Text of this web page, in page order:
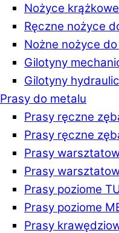
Nożyce
Ręczne nożyce
Nożne nożyce
Gilotyny
Gilotyny
Prasy do metalu
Prasy ręczne
Prasy ręczne
Prasy
Prasy
Prasy poziome
Prasy poziome
Prasy